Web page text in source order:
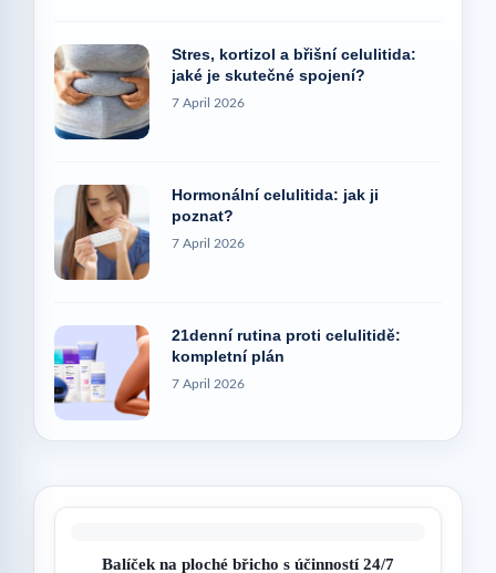
Stres, kortizol a břišní celulitida:
jaké je skutečné spojení?
7 April 2026
Hormonální celulitida: jak ji
poznat?
7 April 2026
21denní rutina proti celulitidě:
kompletní plán
7 April 2026
Balíček na ploché břicho s účinností 24/7